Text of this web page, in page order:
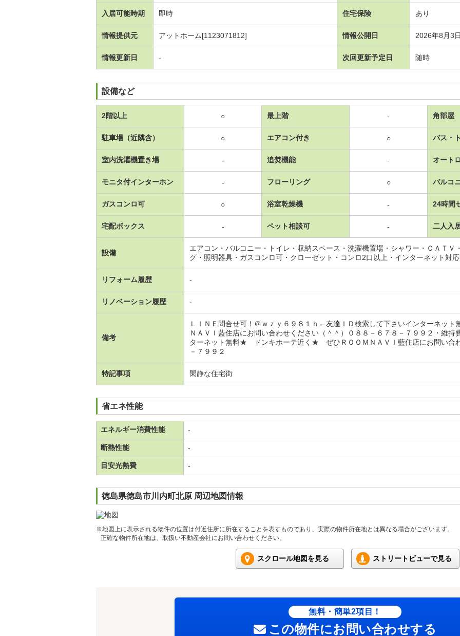
入居可能時期 即時 住宅保険 あり
情報提供元 アットホーム[1123071812] 情報公開日 2026年8月3日
情報更新日 - 次回更新予定日 随時
設備など
2階以上 ○ 最上階 - 角部屋
駐車場（近隣含） ○ エアコン付き ○ バス・
室内洗濯機置き場 - 追焚機能 - オート
モニタ付インターホン - フローリング ○ バルコ
ガスコンロ可 ○ 浴室乾燥機 - 24時間
宅配ボックス - ペット相談可 - 二人入
設備
エアコン・バルコニー・トイレ・収納スペース・洗濯機置場・シャワー・ＣＡＴＶ
グ・照明器具・ガスコンロ可・クローゼット・コンロ2口以上・インターネット対
リフォーム履歴 -
リノベーション履歴 -
備考
ＬＩＮＥ問合せ可！＠ｗｚｙ６９８１ｈ←友達ＩＤ検索して下さいインターネッ
ＮＡＶＩ藍住店にお問い合わせください（＾＾）０８８－６７８－７９９２・維持
ターネット無料★ ドンキホーテ近く★ ぜひＲＯＯＭＮＡＶＩ藍住店にお問い合
－７９９２
特記事項 閑静な住宅街
省エネ性能
エネルギー消費性能 -
断熱性能 -
目安光熱費 -
徳島県徳島市川内町北原 周辺地図情報
※地図上に表示される物件の位置は付近住所に所在することを表すものであり、実際の物件所在地とは異なる場合がございます。
正確な物件所在地は、取扱い不動産会社にお問い合わせください。
スクロール地図を見る ストリートビューで見る
無料・簡単2項目！
この物件にお問い合わせする